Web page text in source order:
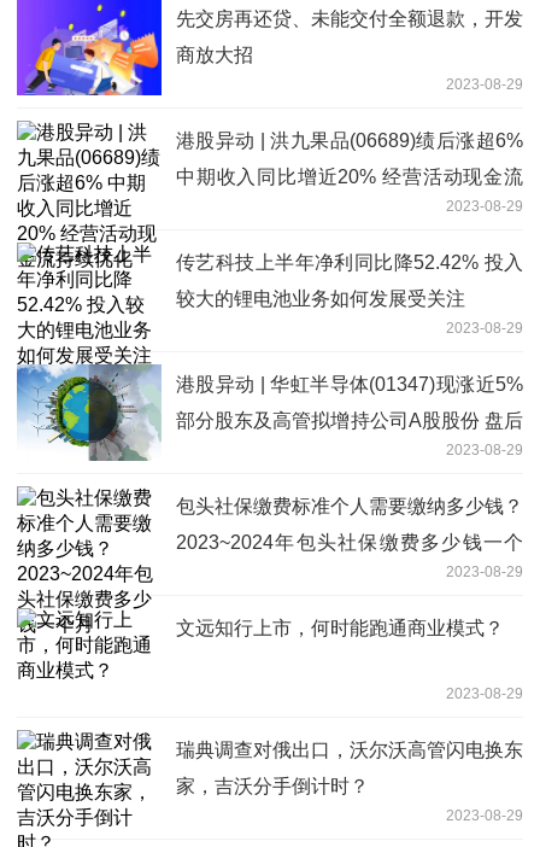
先交房再还贷、未能交付全额退款，开发
商放大招
2023-08-29
港股异动 | 洪九果品(06689)绩后涨超6%
中期收入同比增近20% 经营活动现金流
2023-08-29
传艺科技上半年净利同比降52.42% 投入
较大的锂电池业务如何发展受关注
2023-08-29
港股异动 | 华虹半导体(01347)现涨近5%
部分股东及高管拟增持公司A股股份 盘后
2023-08-29
包头社保缴费标准个人需要缴纳多少钱？
2023~2024年包头社保缴费多少钱一个
2023-08-29
文远知行上市，何时能跑通商业模式？
2023-08-29
瑞典调查对俄出口，沃尔沃高管闪电换东
家，吉沃分手倒计时？
2023-08-29